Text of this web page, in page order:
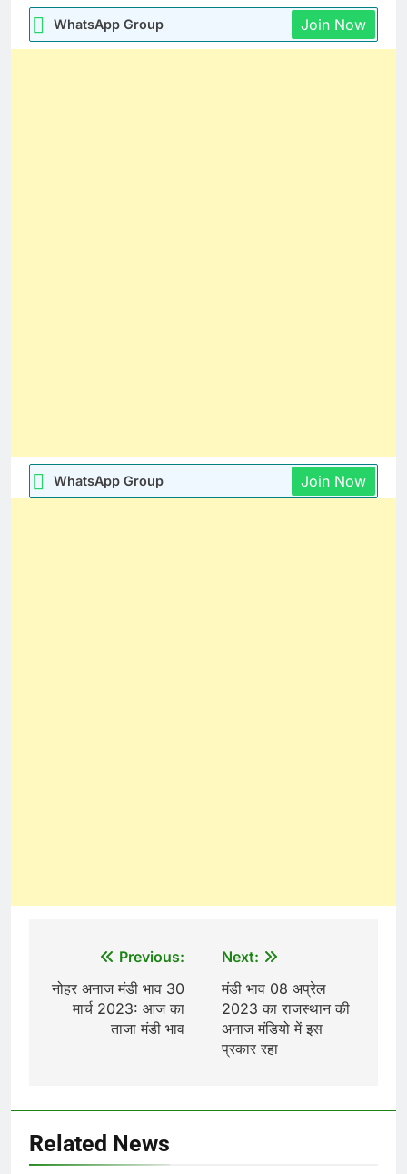
WhatsApp Group Join Now
WhatsApp Group Join Now
navigation
Previous:
नोहर अनाज मंडी भाव 30
मार्च 2023: आज का
ताजा मंडी भाव
Next:
मंडी भाव 08 अप्रेल
2023 का राजस्थान की
अनाज मंडियो में इस
प्रकार रहा
Related News